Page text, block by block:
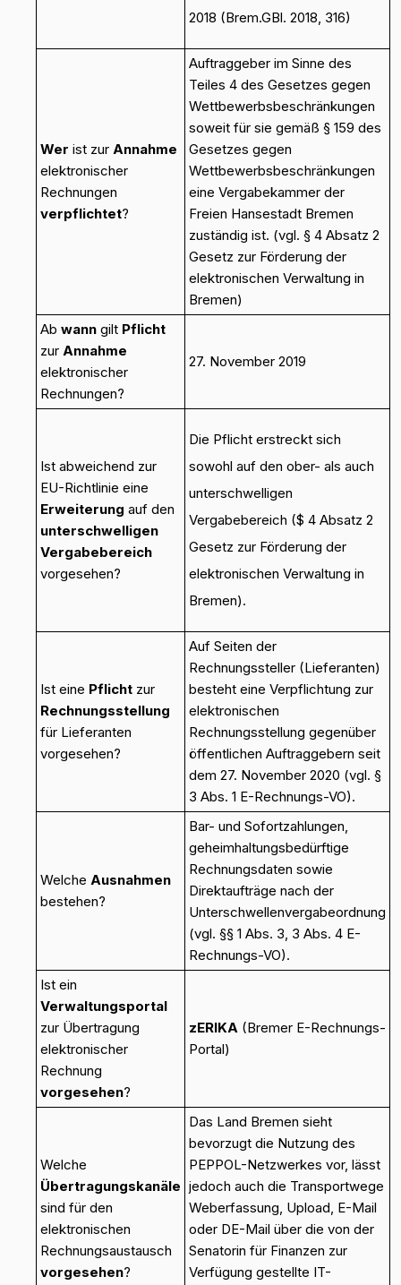
2018 (Brem.GBl. 2018, 316)
Wer ist zur Annahme
elektronischer
Rechnungen
verpflichtet?
Auftraggeber im Sinne des
Teiles 4 des Gesetzes gegen
Wettbewerbsbeschränkungen
soweit für sie gemäß § 159 des
Gesetzes gegen
Wettbewerbsbeschränkungen
eine Vergabekammer der
Freien Hansestadt Bremen
zuständig ist. (vgl. § 4 Absatz 2
Gesetz zur Förderung der
elektronischen Verwaltung in
Bremen)
Ab wann gilt Pflicht
zur Annahme
elektronischer
Rechnungen?
27. November 2019
Ist abweichend zur
EU-Richtlinie eine
Erweiterung auf den
unterschwelligen
Vergabebereich
vorgesehen?
Die Pflicht erstreckt sich
sowohl auf den ober- als auch
unterschwelligen
Vergabebereich ($ 4 Absatz 2
Gesetz zur Förderung der
elektronischen Verwaltung in
Bremen).
Ist eine Pflicht zur
Rechnungsstellung
für Lieferanten
vorgesehen?
Auf Seiten der
Rechnungssteller (Lieferanten)
besteht eine Verpflichtung zur
elektronischen
Rechnungsstellung gegenüber
öffentlichen Auftraggebern seit
dem 27. November 2020 (vgl. §
3 Abs. 1 E-Rechnungs-VO).
Welche Ausnahmen
bestehen?
Bar- und Sofortzahlungen,
geheimhaltungsbedürftige
Rechnungsdaten sowie
Direktaufträge nach der
Unterschwellenvergabeordnung
(vgl. §§ 1 Abs. 3, 3 Abs. 4 E-
Rechnungs-VO).
Ist ein
Verwaltungsportal
zur Übertragung
elektronischer
Rechnung
vorgesehen?
zERIKA (Bremer E-Rechnungs-
Portal)
Welche
Übertragungskanäle
sind für den
elektronischen
Rechnungsaustausch
vorgesehen?
Das Land Bremen sieht
bevorzugt die Nutzung des
PEPPOL-Netzwerkes vor, lässt
jedoch auch die Transportwege
Weberfassung, Upload, E-Mail
oder DE-Mail über die von der
Senatorin für Finanzen zur
Verfügung gestellte IT-